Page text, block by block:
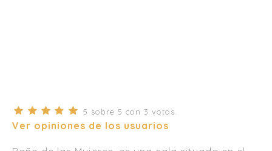
5 sobre 5 con 3 votos.
Ver opiniones de los usuarios